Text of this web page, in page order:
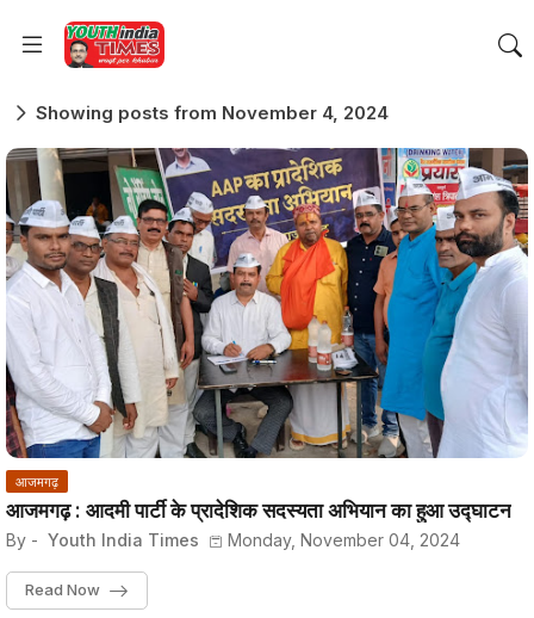
Showing posts from November 4, 2024
आजमगढ़
आजमगढ़ : आदमी पार्टी के प्रादेशिक सदस्यता अभियान का हुआ उद्घाटन
By - Youth India Times Monday, November 04, 2024
Read Now